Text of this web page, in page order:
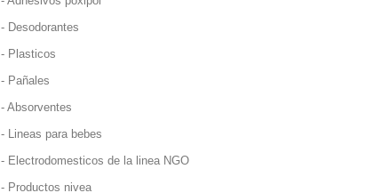
- Desodorantes
- Plasticos
- Pañales
- Absorventes
- Lineas para bebes
- Electrodomesticos de la linea NGO
- Productos nivea